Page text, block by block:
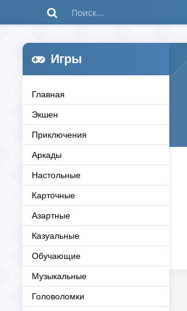
Игры
Главная
Экшен
Приключения
Аркады
Настольные
Карточные
Азартные
Казуальные
Обучающие
Музыкальные
Головоломки